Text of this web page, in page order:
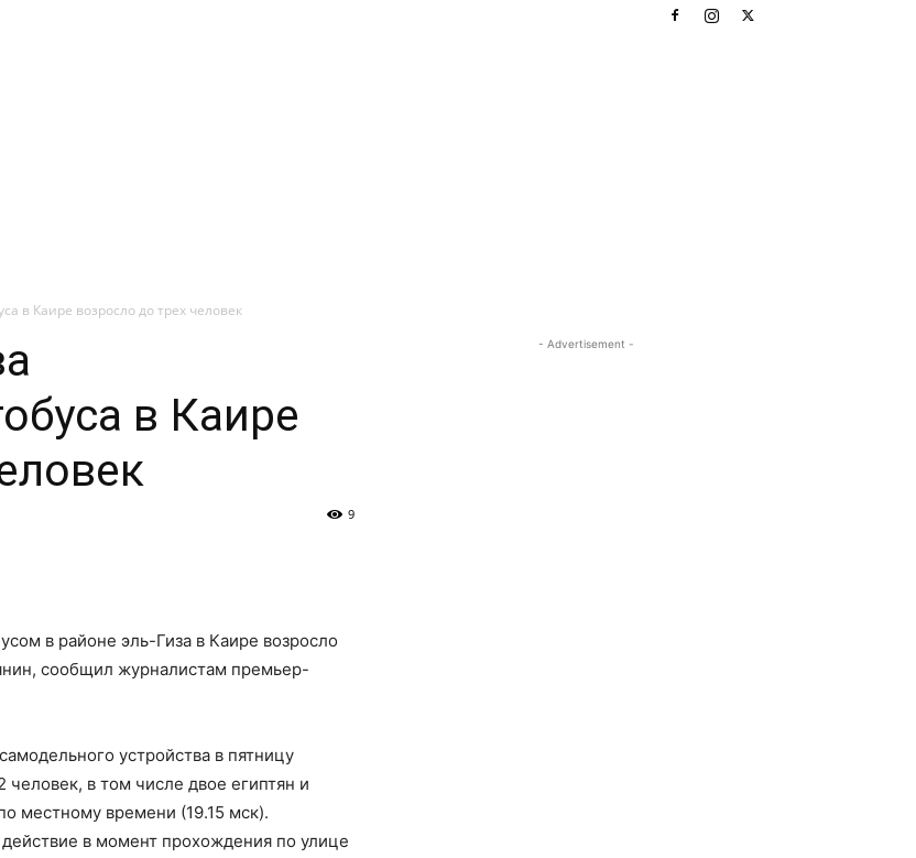
в Каире возросло до трех человек
в Каире
9
в районе эль-Гиза в Каире возросло
сообщил журналистам премьер-
устройства в пятницу
человек, в том числе двое египтян и
местному времени (19.15 мск).
в момент прохождения по улице
- Advertisement -